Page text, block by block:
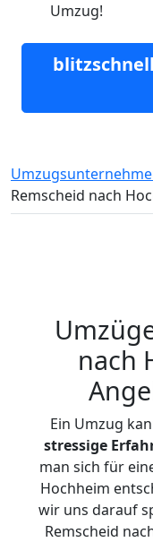
Umzug!
Remscheid nach
nach
Ein Umzug
stressige
man sich für
Hochheim
wir uns darauf
Remscheid